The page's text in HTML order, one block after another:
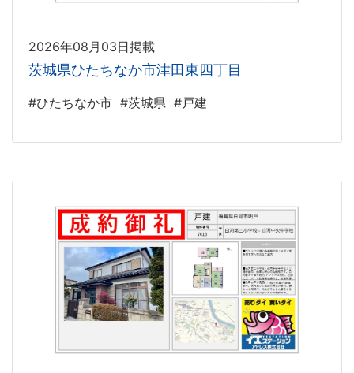
2026年08月03日掲載
茨城県ひたちなか市津田東四丁目
#ひたちなか市 #茨城県 #戸建